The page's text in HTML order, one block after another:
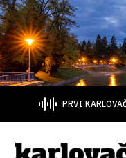
PRVI